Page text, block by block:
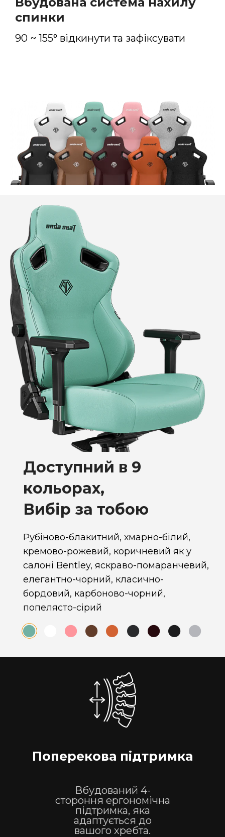
спинки
90 ~ 155° відкинути та зафіксувати
Доступний в 9
кольорах,
Вибір за тобою
Рубіново-блакитний, хмарно-білий,
кремово-рожевий, коричневий як у
салоні Bentley, яскраво-помаранчевий,
елегантно-чорний, класично-
бордовий, карбоново-чорний,
попелясто-сірий
Поперекова підтримка
Вбудований 4-
стороння ергономічна
підтримка, яка
адаптується до
вашого хребта.